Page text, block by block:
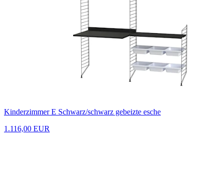
Kinderzimmer E Schwarz/schwarz gebeizte esche
1.116,00 EUR